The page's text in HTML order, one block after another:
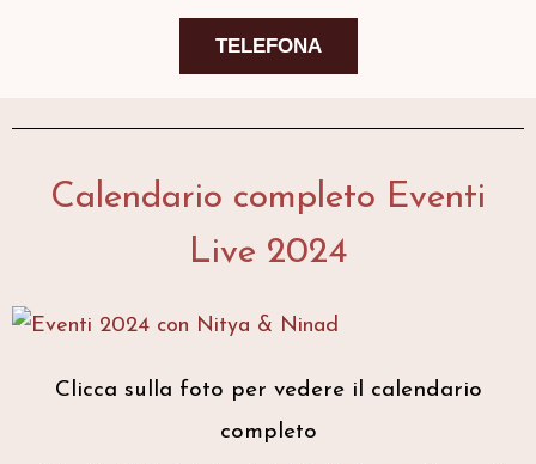
TELEFONA
Calendario completo Eventi
Live 2024
Clicca sulla foto per vedere il calendario
completo